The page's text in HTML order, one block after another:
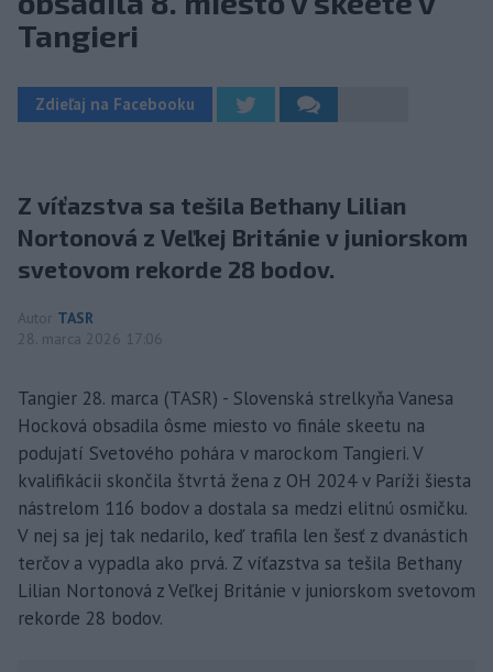
Tangieri
Zdieľaj na Facebooku
Z víťazstva sa tešila Bethany Lilian
Nortonová z Veľkej Británie v juniorskom
svetovom rekorde 28 bodov.
Autor TASR
28. marca 2026 17:06
Tangier 28. marca (TASR) - Slovenská strelkyňa Vanesa
Hocková obsadila ôsme miesto vo finále skeetu na
podujatí Svetového pohára v marockom Tangieri. V
kvalifikácii skončila štvrtá žena z OH 2024 v Paríži šiesta
nástrelom 116 bodov a dostala sa medzi elitnú osmičku.
V nej sa jej tak nedarilo, keď trafila len šesť z dvanástich
terčov a vypadla ako prvá. Z víťazstva sa tešila Bethany
Lilian Nortonová z Veľkej Británie v juniorskom svetovom
rekorde 28 bodov.